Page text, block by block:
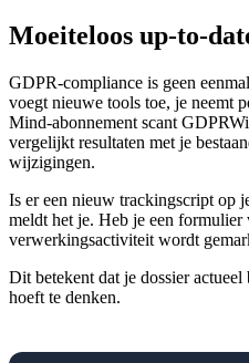
Moeiteloos up-to-
GDPR-compliance is geen
voegt nieuwe tools toe, je neemt
Mind-abonnement scant
vergelijkt resultaten met je
wijzigingen.
Is er een nieuw trackingscript op
meldt het je. Heb je een
verwerkingsactiviteit wordt
Dit betekent dat je dossier
hoeft te denken.